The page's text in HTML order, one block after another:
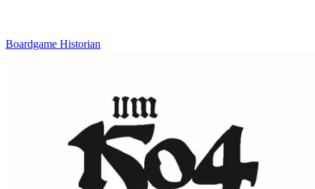
Boardgame Historian